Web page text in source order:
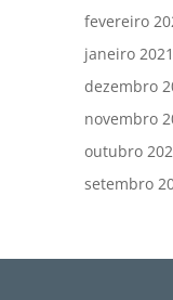
fevereiro
janeiro 2021
dezembro
novembro
outubro
setembro